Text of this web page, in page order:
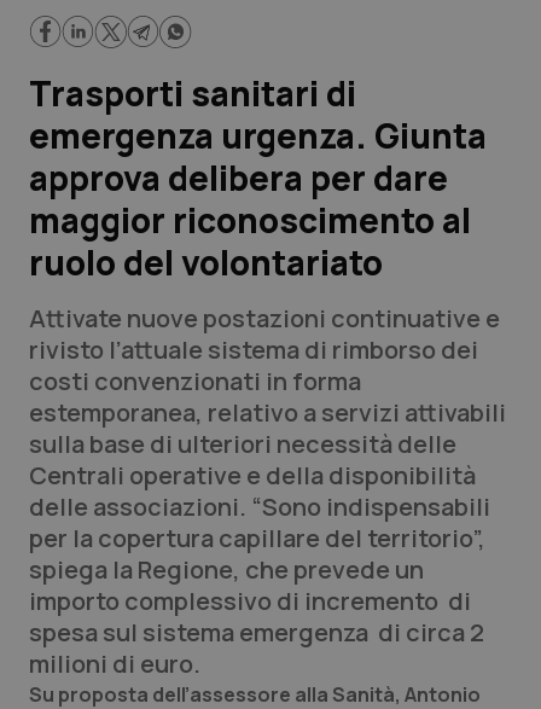
Lavoro e Professioni
Scienza e Farmaci
Studi e Analisi
Lettere al direttore
QS Pro
Professionisti Sanitari.AI
Abruzzo
Basilicata
Calabria
Campania
QS Pro Gold
Artrite & artrosi
Asma & BPCO
Car-T
QS Club Newsletter
Trasporti sanitari di
emergenza urgenza. Giunta
approva delibera per dare
maggior riconoscimento al
ruolo del volontariato
Attivate nuove postazioni continuative e
rivisto l’attuale sistema di rimborso dei
costi convenzionati in forma
estemporanea, relativo a servizi attivabili
sulla base di ulteriori necessità delle
Centrali operative e della disponibilità
delle associazioni. “Sono indispensabili
per la copertura capillare del territorio”,
spiega la Regione, che prevede un
importo complessivo di incremento di
spesa sul sistema emergenza di circa 2
milioni di euro.
Su proposta dell’assessore alla Sanità, Antonio